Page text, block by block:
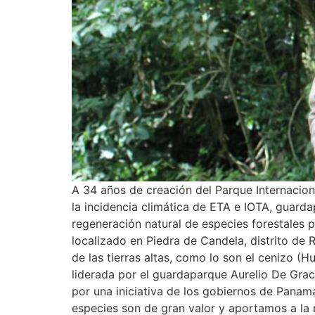
A 34 años de creación del Parque
la incidencia climática de ETA e IOTA,
regeneración natural de especies
localizado en Piedra de Candela, distrito de
de las tierras altas, como lo son el cenizo
liderada por el guardaparque Aurelio De
por una iniciativa de los gobiernos de
especies son de gran valor y aportamos a